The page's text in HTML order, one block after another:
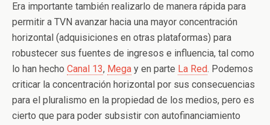
Era importante también realizarlo de manera rápida para
permitir a TVN avanzar hacia una mayor concentración
horizontal (adquisiciones en otras plataformas) para
robustecer sus fuentes de ingresos e influencia, tal como
lo han hecho Canal 13, Mega y en parte La Red. Podemos
criticar la concentración horizontal por sus consecuencias
para el pluralismo en la propiedad de los medios, pero es
cierto que para poder subsistir con autofinanciamiento